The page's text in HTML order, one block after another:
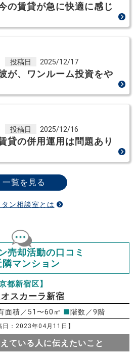
の賃貸が急に快適に感じ
投稿日 2025/12/17
が、ワンルーム投資をや
投稿日 2025/12/16
貸の併用運用は問題あり
一覧を見る
タン相談室とは
売却活動の口コミ
隣マンション
都新宿区】
スカーラ新宿
面積／51〜60㎡ ■階数／9階
日：2023年04月11日】
ている人に伝えたいこと